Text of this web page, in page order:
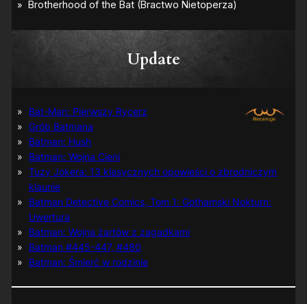
Update
Bat-Man: Pierwszy Rycerz
Grób Batmana
Batman: Hush
Batman: Wojna Cieni
Tuzy Jokera: 13 klasycznych opowieści o zbrodniczym
klaunie
Batman Detective Comics, Tom 1: Gothamski Nokturn:
Uwertura
Batman: Wojna żartów z zagadkami
Batman #445-447, #480
Batman: Śmierć w rodzinie